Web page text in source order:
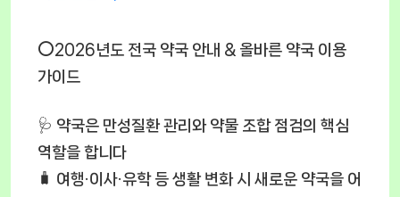
⭕2026년도 전국 약국 안내 & 올바른 약국 이용
가이드
🩺 약국은 만성질환 관리와 약물 조합 점검의 핵심
역할을 합니다
🧳 여행·이사·유학 등 생활 변화 시 새로운 약국을 어